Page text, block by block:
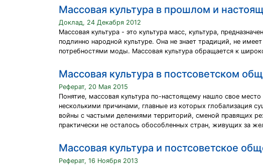
Массовая культура в прошлом и
Доклад, 24 Декабря 2012
Массовая культура - это культура масс, культура,
подлинно народной культуре. Она не знает традиций, не
потребностями моды. Массовая культура обращается к
Массовая культура в постсоветском
Реферат, 20 Мая 2015
Понятие, массовая культура по-настоящему нашло свое
несколькими причинами, главные из которых глобализация
войны с частыми делениями территорий, сменой правящих
практически не осталось обособленных стран, живущих за
Массовая культура и постсоветское
Реферат, 16 Ноября 2013